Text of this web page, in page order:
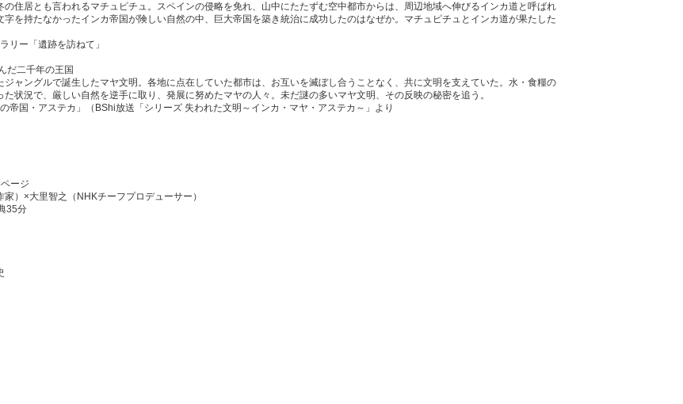
住居とも言われるマチュピチュ。スペインの侵略を免れ、山中にたたずむ空中都市からは、周辺地域へ伸びるインカ道と呼ばれ
字を持たなかったインカ帝国が険しい自然の中、巨大帝国を築き統治に成功したのはなぜか。マチュピチュとインカ道が果たした
リー「遺跡を訪ねて」
二千年の王国
ャングルで誕生したマヤ文明。各地に点在していた都市は、お互いを滅ぼし合うことなく、共に文明を支えていた。水・食糧の
た状況で、厳しい自然を逆手に取り、発展に努めたマヤの人々。未だ謎の多いマヤ文明、その反映の秘密を追う。
帝国・アステカ」（BShi放送「シリーズ 失われた文明～インカ・マヤ・アステカ～」より
ージ
家）×大里智之（NHKチーフプロデューサー）
35分